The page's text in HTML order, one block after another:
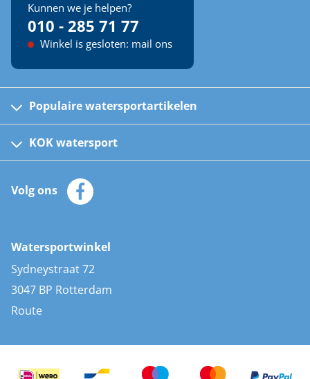
Kunnen we je helpen?
010 - 285 71 77
Winkel is gesloten: mail ons
Populaire watersportartikelen
Kinder reddingsvesten
Automatische reddingsvesten
Zeilkleding
Zonnepanelen
AIS transponders
Stootwillen en fenders
Bootkussens
Zwemtrappen
KOK watersport
Klantenservice
Merken
Volg ons
Watersportwinkel
Sydneystraat 72
3047 BP Rotterdam
Route